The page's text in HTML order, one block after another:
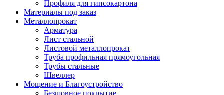
Профиля для гипсокартона
Материалы под заказ
Металлопрокат
Арматура
Лист стальной
Листовой металлопрокат
Труба профильная прямоугольная
Трубы стальные
Швеллер
Мощение и Благоустройство